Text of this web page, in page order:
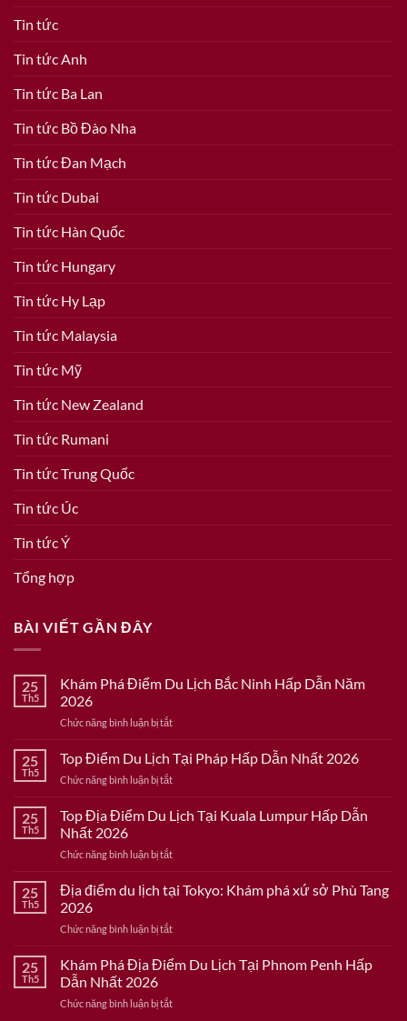
Tin tức
Tin tức Anh
Tin tức Ba Lan
Tin tức Bồ Đào Nha
Tin tức Đan Mạch
Tin tức Dubai
Tin tức Hàn Quốc
Tin tức Hungary
Tin tức Hy Lạp
Tin tức Malaysia
Tin tức Mỹ
Tin tức New Zealand
Tin tức Rumani
Tin tức Trung Quốc
Tin tức Úc
Tin tức Ý
Tổng hợp
BÀI VIẾT GẦN ĐÂY
25
Th5
Khám Phá Điểm Du Lịch Bắc Ninh Hấp Dẫn Năm
2026
Chức năng bình luận bị tắtở
Phá
Điểm
Du
Bắc
Dẫn
2026
25
Th5
Top Điểm Du Lịch Tại Pháp Hấp Dẫn Nhất 2026
Chức năng bình luận bị tắtở
Điểm
Du
Tại
Hấp
2026
25
Th5
Top Địa Điểm Du Lịch Tại Kuala Lumpur Hấp Dẫn
Nhất 2026
Chức năng bình luận bị tắtở
Địa
Điểm
Lịch
Kuala
Dẫn
25
Th5
Địa điểm du lịch tại Tokyo: Khám phá xứ sở Phù Tang
2026
Chức năng bình luận bị tắtở
điểm
du
tại
25
Th5
Khám Phá Địa Điểm Du Lịch Tại Phnom Penh Hấp
Dẫn Nhất 2026
Chức năng bình luận bị tắtở